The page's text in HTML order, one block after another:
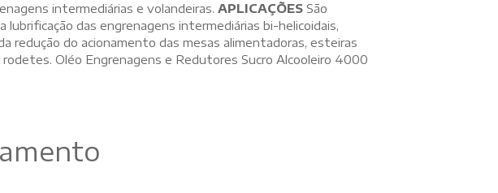
intermediárias e volandeiras. APLICAÇÕES São
lubrificação das engrenagens intermediárias bi-helicoidais,
redução do acionamento das mesas alimentadoras, esteiras
rodetes. Oléo Engrenagens e Redutores Sucro Alcooleiro 4000